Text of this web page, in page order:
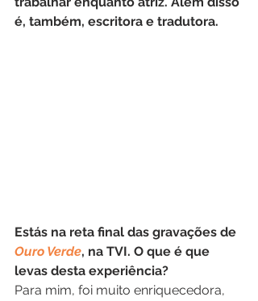
é, também, escritora e tradutora.
Estás na reta final das gravações de
Ouro Verde, na TVI. O que é que
levas desta experiência?
Para mim, foi muito enriquecedora,